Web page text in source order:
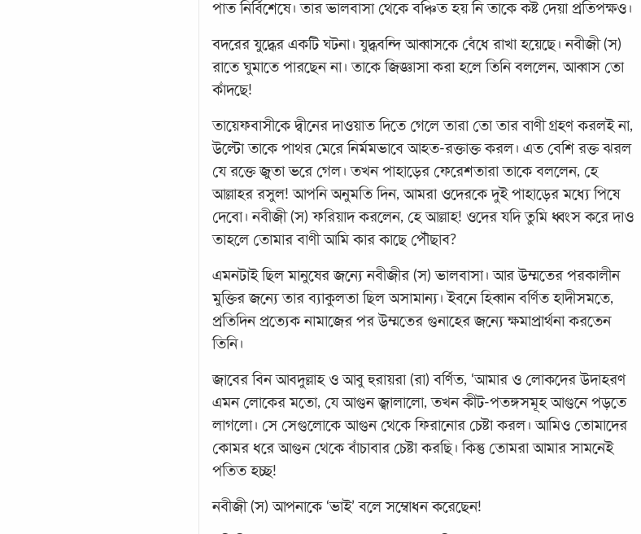
পাত নির্বিশেষে। তার ভালবাসা থেকে বঞ্চিত হয় নি তাকে কষ্ট দেয়া প্রতিপক্ষও।
বদরের যুদ্ধের একটি ঘটনা। যুদ্ধবন্দি আব্বাসকে বেঁধে রাখা হয়েছে। নবীজী (স)
রাতে ঘুমাতে পারছেন না। তাকে জিজ্ঞাসা করা হলে তিনি বললেন, আব্বাস তো
কাঁদছে!
তায়েফবাসীকে দ্বীনের দাওয়াত দিতে গেলে তারা তো তার বাণী গ্রহণ করলই না,
উল্টো তাকে পাথর মেরে নির্মমভাবে আহত-রক্তাক্ত করল। এত বেশি রক্ত ঝরল
যে রক্তে জুতা ভরে গেল। তখন পাহাড়ের ফেরেশতারা তাকে বললেন, হে
আল্লাহর রসুল! আপনি অনুমতি দিন, আমরা ওদেরকে দুই পাহাড়ের মধ্যে পিষে
দেবো। নবীজী (স) ফরিয়াদ করলেন, হে আল্লাহ! ওদের যদি তুমি ধ্বংস করে দাও
তাহলে তোমার বাণী আমি কার কাছে পৌঁছাব?
এমনটাই ছিল মানুষের জন্যে নবীজীর (স) ভালবাসা। আর উম্মতের পরকালীন
মুক্তির জন্যে তার ব্যাকুলতা ছিল অসামান্য। ইবনে হিব্বান বর্ণিত হাদীসমতে,
প্রতিদিন প্রত্যেক নামাজের পর উম্মতের গুনাহের জন্যে ক্ষমাপ্রার্থনা করতেন
তিনি।
জাবের বিন আবদুল্লাহ ও আবু হুরায়রা (রা) বর্ণিত, ‘আমার ও লোকদের উদাহরণ
এমন লোকের মতো, যে আগুন জ্বালালো, তখন কীট-পতঙ্গসমূহ আগুনে পড়তে
লাগলো। সে সেগুলোকে আগুন থেকে ফিরানোর চেষ্টা করল। আমিও তোমাদের
কোমর ধরে আগুন থেকে বাঁচাবার চেষ্টা করছি। কিন্তু তোমরা আমার সামনেই
পতিত হচ্ছ!
নবীজী (স) আপনাকে ‘ভাই’ বলে সম্বোধন করেছেন!